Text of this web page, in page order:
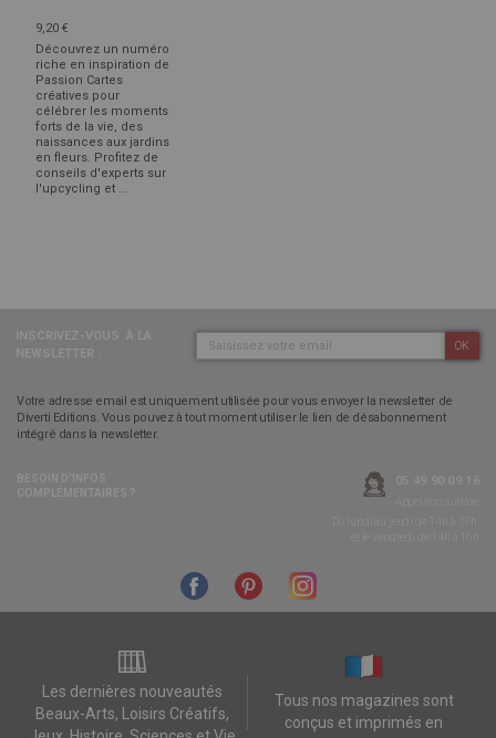
9,20 €
Découvrez un numéro
riche en inspiration de
Passion Cartes
créatives pour
célébrer les moments
forts de la vie, des
naissances aux jardins
en fleurs. Profitez de
conseils d'experts sur
l'upcycling et ...
OK
Votre adresse email est uniquement utilisée pour vous envoyer la newsletter de
Diverti Editions. Vous pouvez à tout moment utiliser le lien de désabonnement
intégré dans la newsletter.
Les dernières nouveautés
Beaux-Arts, Loisirs Créatifs,
Tous nos magazines sont
conçus et imprimés en